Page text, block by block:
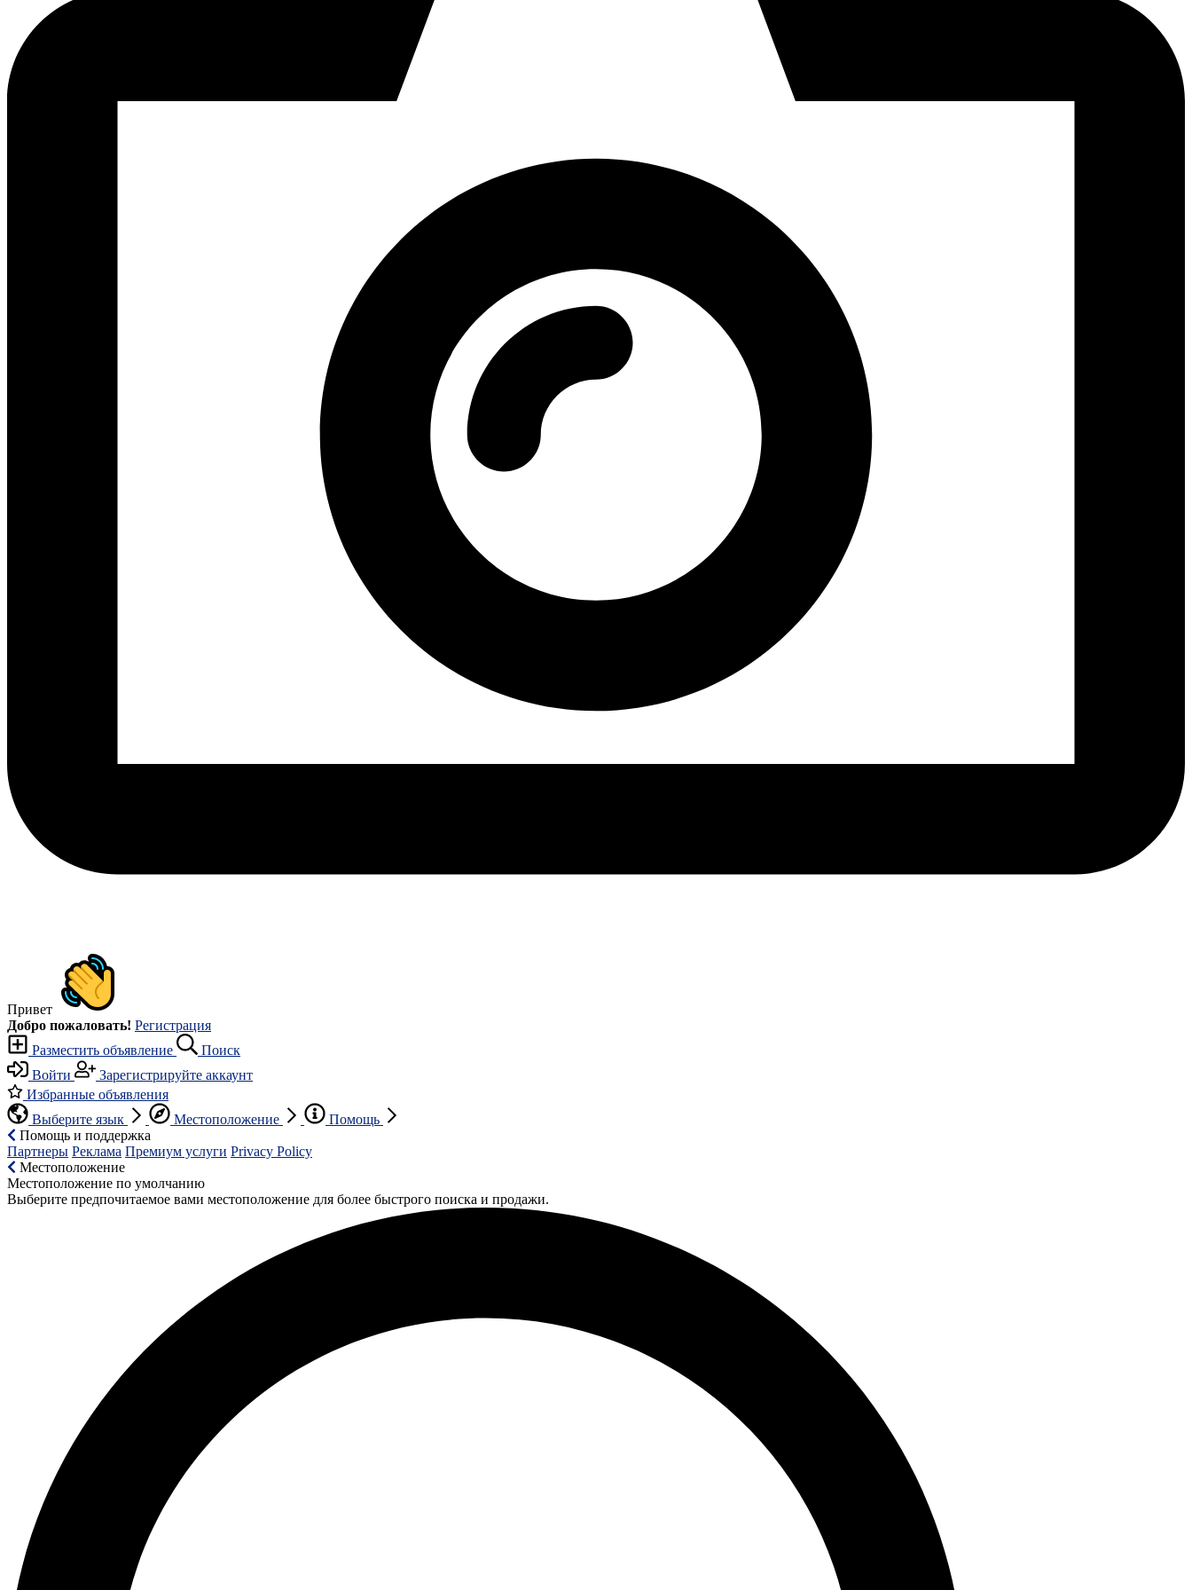
Привет
Добро пожаловать! Регистрация
Разместить объявление
Поиск
Войти
Зарегистрируйте аккаунт
Избранные объявления
Выберите язык
Местоположение
Помощь
Помощь и поддержка
Партнеры Реклама Премиум услуги Privacy Policy
Местоположение
Местоположение по умолчанию
Выберите предпочитаемое вами местоположение для более быстрого поиска и продажи.